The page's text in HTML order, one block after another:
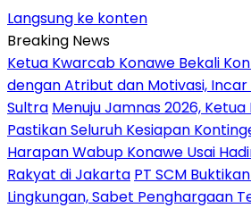
Langsung ke konten
Breaking News
Ketua Kwarcab Konawe Bekali
dengan Atribut dan Motivasi,
Sultra Menuju Jamnas 2026,
Pastikan Seluruh Kesiapan
Harapan Wabup Konawe Usai
Rakyat di Jakarta PT SCM
Lingkungan, Sabet Penghargaan